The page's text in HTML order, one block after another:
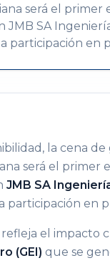
será el
SA
participación en
la cena
será el
JMB SA
en
el impacto
(GEI) que se